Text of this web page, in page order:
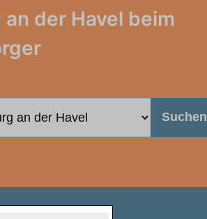
der Havel beim
Suchen